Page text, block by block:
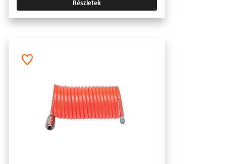
Részletek